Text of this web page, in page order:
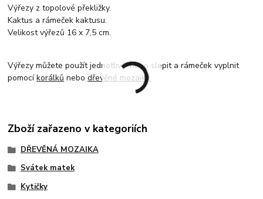
Výřezy z topolové překližky.
Kaktus a rámeček kaktusu.
Velikost výřezů 16 x 7,5 cm.
Výřezy můžete použít jednotlivě, nebo slepit a rámeček vyplnit
pomocíkorálků nebodřevěné mozaiky.
Zboží zařazeno v kategoriích
DŘEVĚNÁ MOZAIKA
Svátek matek
Kytičky